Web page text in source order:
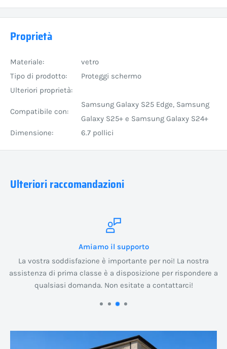
Proprietà
Materiale:
vetro
Tipo di prodotto:
Proteggi schermo
Ulteriori proprietà:
Compatibile con:
Samsung Galaxy S25 Edge, Samsung
Galaxy S25+ e Samsung Galaxy S24+
Dimensione:
6.7 pollici
Ulteriori raccomandazioni
Amiamo il supporto
La vostra soddisfazione è importante per noi! La nostra
assistenza di prima classe è a disposizione per rispondere a
qualsiasi domanda. Non esitate a contattarci!